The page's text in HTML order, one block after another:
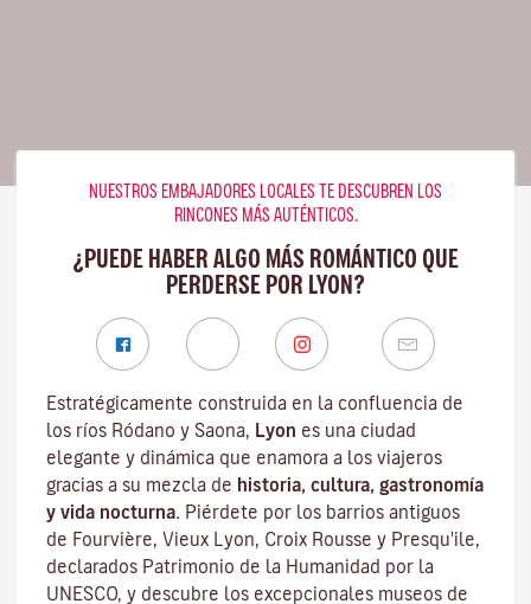
NUESTROS EMBAJADORES LOCALES TE DESCUBREN LOS
RINCONES MÁS AUTÉNTICOS.
¿PUEDE HABER ALGO MÁS ROMÁNTICO QUE
PERDERSE POR LYON?
Estratégicamente construida en la confluencia de
los ríos Ródano y Saona, Lyon es una ciudad
elegante y dinámica que enamora a los viajeros
gracias a su mezcla de historia, cultura, gastronomía
y vida nocturna. Piérdete por los barrios antiguos
de Fourvière, Vieux Lyon, Croix Rousse y Presqu'ile,
declarados Patrimonio de la Humanidad por la
UNESCO, y descubre los excepcionales museos de